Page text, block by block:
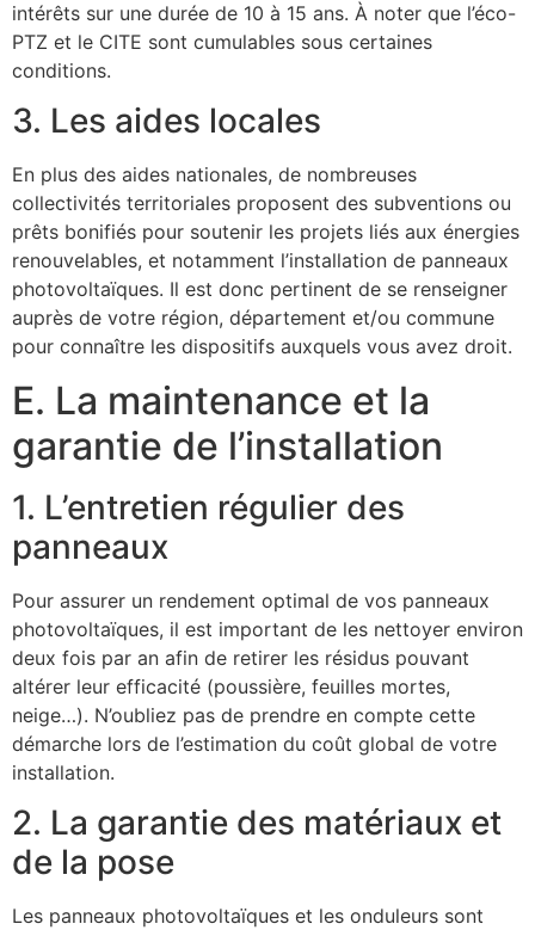
intérêts sur une durée de 10 à 15 ans. À noter que l’éco-
PTZ et le CITE sont cumulables sous certaines
conditions.
3. Les aides locales
En plus des aides nationales, de nombreuses
collectivités territoriales proposent des subventions ou
prêts bonifiés pour soutenir les projets liés aux énergies
renouvelables, et notamment l’installation de panneaux
photovoltaïques. Il est donc pertinent de se renseigner
auprès de votre région, département et/ou commune
pour connaître les dispositifs auxquels vous avez droit.
E. La maintenance et la
garantie de l’installation
1. L’entretien régulier des
panneaux
Pour assurer un rendement optimal de vos panneaux
photovoltaïques, il est important de les nettoyer environ
deux fois par an afin de retirer les résidus pouvant
altérer leur efficacité (poussière, feuilles mortes,
neige…). N’oubliez pas de prendre en compte cette
démarche lors de l’estimation du coût global de votre
installation.
2. La garantie des matériaux et
de la pose
Les panneaux photovoltaïques et les onduleurs sont